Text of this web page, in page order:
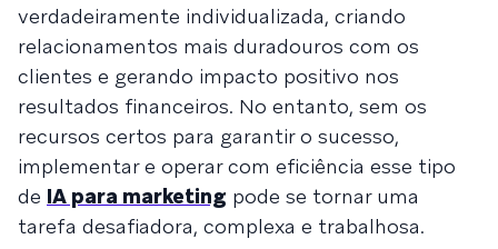
verdadeiramente individualizada, criando
relacionamentos mais duradouros com os
clientes e gerando impacto positivo nos
resultados financeiros. No entanto, sem os
recursos certos para garantir o sucesso,
implementar e operar com eficiência esse tipo
de IA para marketing pode se tornar uma
tarefa desafiadora, complexa e trabalhosa.